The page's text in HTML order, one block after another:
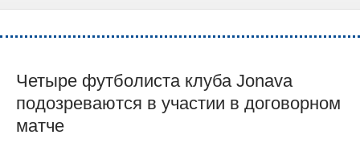
Четыре футболиста клуба Jonava
подозреваются в участии в договорном
матче